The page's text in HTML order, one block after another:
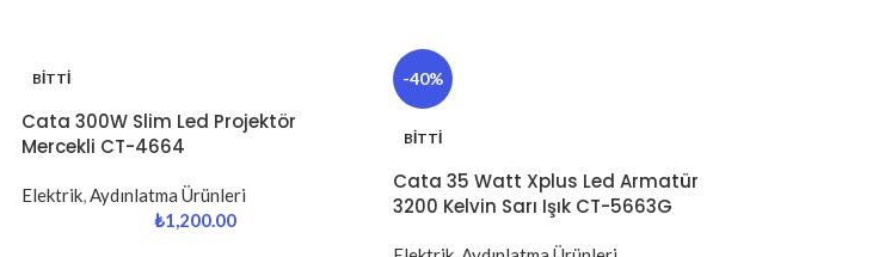
BITTI
Cata 300W Slim Led Projektör
Mercekli CT-4664
Elektrik,Aydınlatma Ürünleri
₺1,200.00
-40%
BITTI
Cata 35 Watt Xplus Led Armatür
3200 Kelvin Sarı Işık CT-5663G